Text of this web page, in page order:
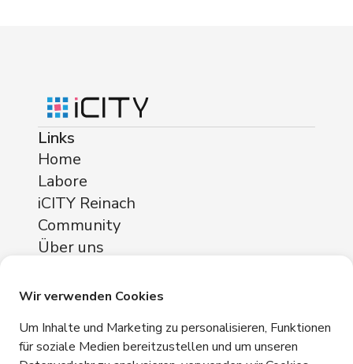
Links
Home
Labore
iCITY Reinach
Community
Über uns
iCITY Reinach
Neuhofstrasse 11
4153 Reinach
Wir verwenden Cookies
Um Inhalte und Marketing zu personalisieren, Funktionen
für soziale Medien bereitzustellen und um unseren